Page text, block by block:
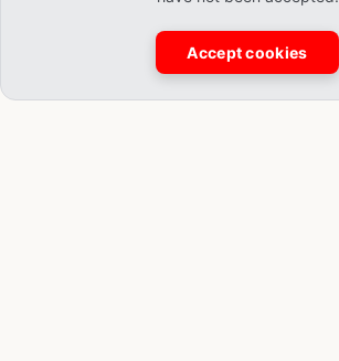
Accept cookies